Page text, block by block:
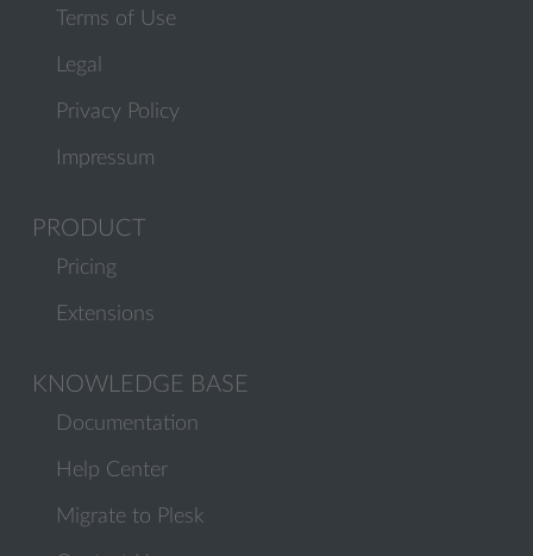
Terms of Use
Legal
Privacy Policy
Impressum
PRODUCT
Pricing
Extensions
KNOWLEDGE BASE
Documentation
Help Center
Migrate to Plesk